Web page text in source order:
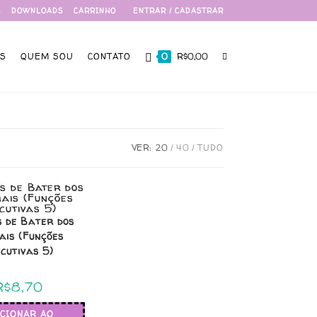
DOWNLOADS CARRINHO ENTRAR / CADASTRAR
QUEM SOU CONTATO 0 R$0,00
VER: 20 40 TUDO
Bater dos
(Funções
5)
8,70
AO